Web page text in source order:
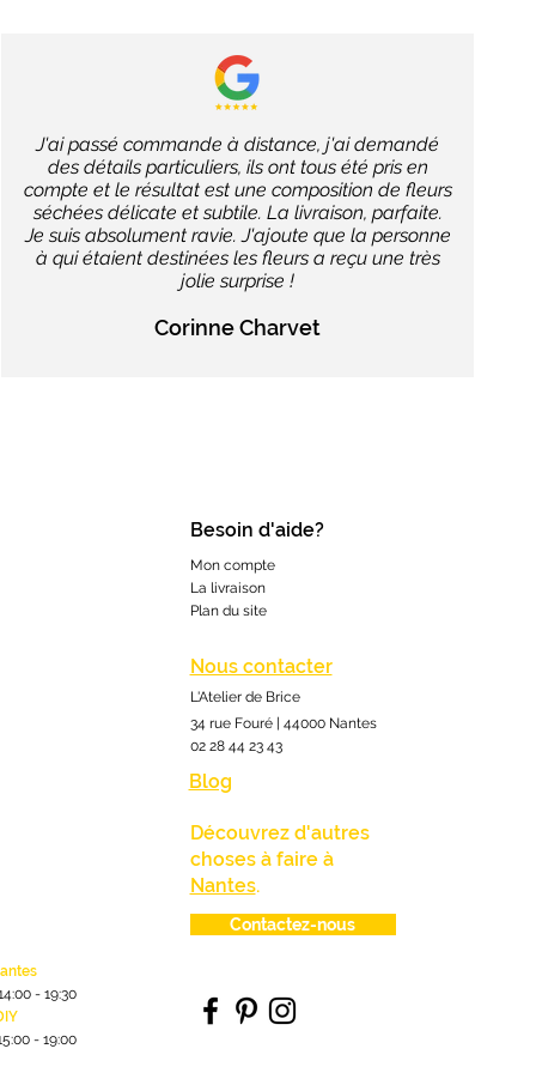
J'ai passé commande à distance, j'ai demandé
des détails particuliers, ils ont tous été pris en
compte et le résultat est une composition de fleurs
séchées délicate et subtile. La livraison, parfaite.
Je suis absolument ravie. J'ajoute que la personne
à qui étaient destinées les fleurs a reçu une très
jolie surprise !
Corinne Charvet
4:00- 19:30
- 19:00
Besoin d'aide?
Mon compte
La livraison
Plan du site
Nous contacter
L'Atelier de Brice
34 rue Fouré | 44000 Nantes
02 28 44 23 43
Blog
Découvrez d'autres
choses à faire à
Nantes.
Contactez-nous